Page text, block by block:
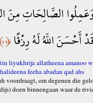
الصَّالِحَاتِ
اللَّهُ لَهُ رِزْقًا﴿١١﴾
liyukhrija allatheena
feeha abadan qad ahs
om degenen die
doen binnengaan waar de